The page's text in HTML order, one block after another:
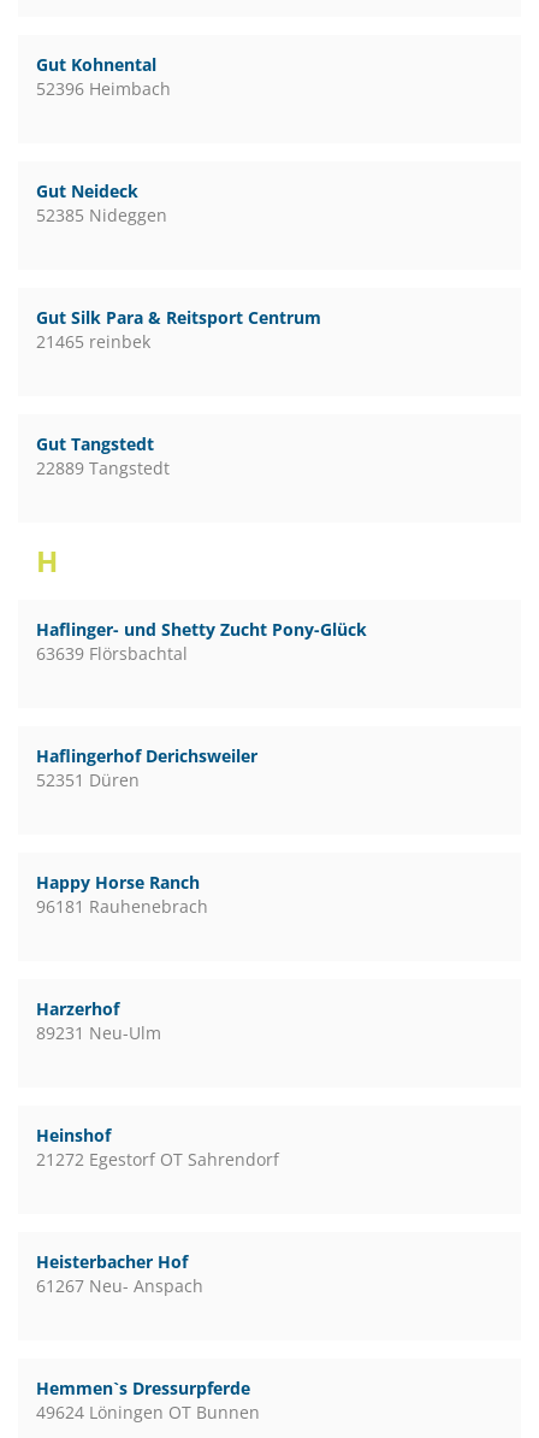
Gut Kohnental
52396 Heimbach
Gut Neideck
52385 Nideggen
Gut Silk Para & Reitsport Centrum
21465 reinbek
Gut Tangstedt
22889 Tangstedt
H
Haflinger- und Shetty Zucht Pony-Glück
63639 Flörsbachtal
Haflingerhof Derichsweiler
52351 Düren
Happy Horse Ranch
96181 Rauhenebrach
Harzerhof
89231 Neu-Ulm
Heinshof
21272 Egestorf OT Sahrendorf
Heisterbacher Hof
61267 Neu- Anspach
Hemmen`s Dressurpferde
49624 Löningen OT Bunnen